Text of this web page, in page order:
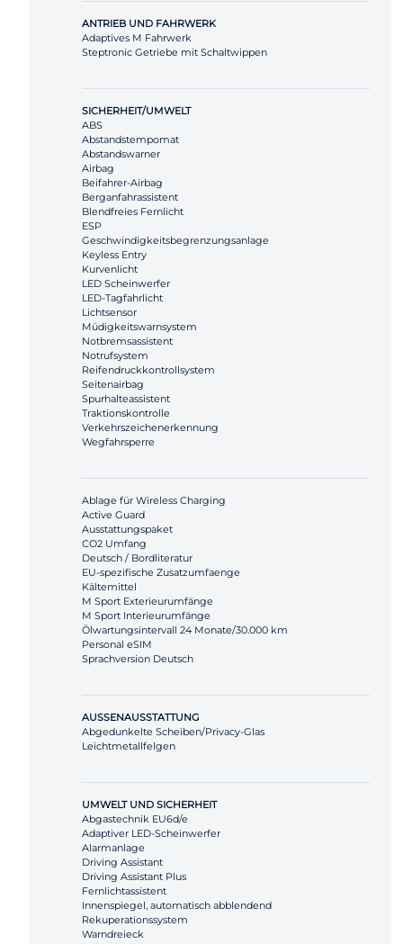
ANTRIEB UND FAHRWERK
Adaptives M Fahrwerk
Steptronic Getriebe mit Schaltwippen
SICHERHEIT/UMWELT
ABS
Abstandstempomat
Abstandswarner
Airbag
Beifahrer-Airbag
Berganfahrassistent
Blendfreies Fernlicht
ESP
Geschwindigkeitsbegrenzungsanlage
Keyless Entry
Kurvenlicht
LED Scheinwerfer
LED-Tagfahrlicht
Lichtsensor
Müdigkeitswarnsystem
Notbremsassistent
Notrufsystem
Reifendruckkontrollsystem
Seitenairbag
Spurhalteassistent
Traktionskontrolle
Verkehrszeichenerkennung
Wegfahrsperre
Ablage für Wireless Charging
Active Guard
Ausstattungspaket
CO2 Umfang
Deutsch / Bordliteratur
EU-spezifische Zusatzumfaenge
Kältemittel
M Sport Exterieurumfänge
M Sport Interieurumfänge
Ölwartungsintervall 24 Monate/30.000 km
Personal eSIM
Sprachversion Deutsch
AUSSENAUSSTATTUNG
Abgedunkelte Scheiben/Privacy-Glas
Leichtmetallfelgen
UMWELT UND SICHERHEIT
Abgastechnik EU6d/e
Adaptiver LED-Scheinwerfer
Alarmanlage
Driving Assistant
Driving Assistant Plus
Fernlichtassistent
Innenspiegel, automatisch abblendend
Rekuperationssystem
Warndreieck